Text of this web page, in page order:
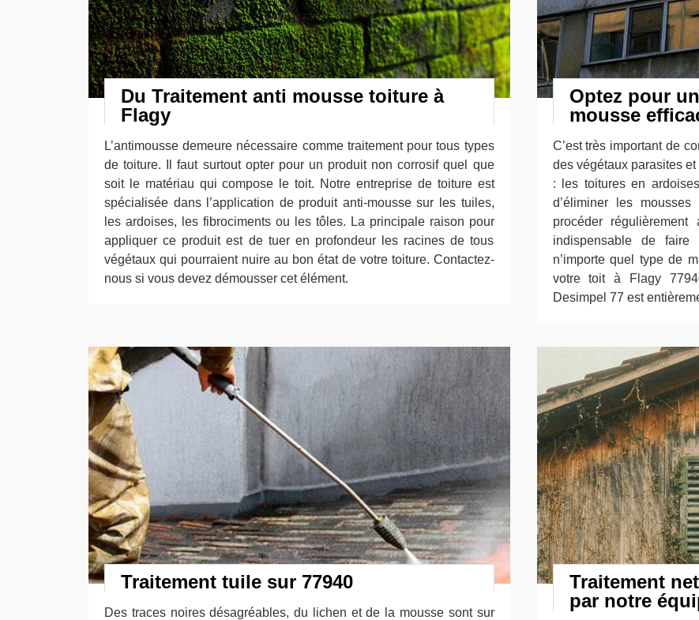
Du Traitement anti mousse toiture à
Flagy
L’antimousse demeure nécessaire comme traitement pour tous types
de toiture. Il faut surtout opter pour un produit non corrosif quel que
soit le matériau qui compose le toit. Notre entreprise de toiture est
spécialisée dans l’application de produit anti-mousse sur les tuiles,
les ardoises, les fibrociments ou les tôles. La principale raison pour
appliquer ce produit est de tuer en profondeur les racines de tous
végétaux qui pourraient nuire au bon état de votre toiture. Contactez-
nous si vous devez démousser cet élément.
Optez pour
mousse
C’est très important de
des végétaux parasites
: les toitures en
d’éliminer les
procéder
indispensable de
n’importe quel type de
votre toit à Flagy
Desimpel 77 est
Traitement tuile sur 77940
Des traces noires désagréables, du lichen et de la mousse sont sur
Traitement
par notre